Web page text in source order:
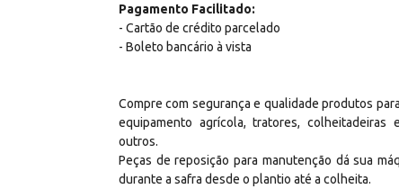
Pagamento Facilitado:
- Cartão de crédito parcelado
- Boleto bancário à vista
Compre com segurança e qualidade produtos
equipamento agrícola, tratores, colheitadeiras
outros.
Peças de reposição para manutenção dá sua
durante a safra desde o plantio até a colheita.